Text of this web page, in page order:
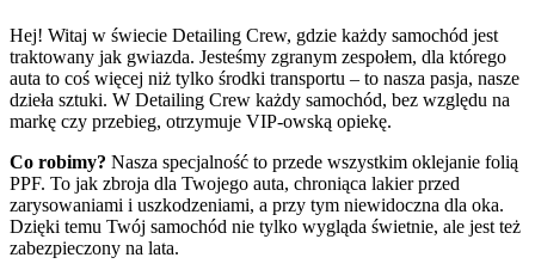
Hej! Witaj w świecie Detailing Crew, gdzie każdy samochód jest
traktowany jak gwiazda. Jesteśmy zgranym zespołem, dla którego
auta to coś więcej niż tylko środki transportu – to nasza pasja, nasze
dzieła sztuki. W Detailing Crew każdy samochód, bez względu na
markę czy przebieg, otrzymuje VIP-owską opiekę.
Co robimy? Nasza specjalność to przede wszystkim oklejanie folią
PPF. To jak zbroja dla Twojego auta, chroniąca lakier przed
zarysowaniami i uszkodzeniami, a przy tym niewidoczna dla oka.
Dzięki temu Twój samochód nie tylko wygląda świetnie, ale jest też
zabezpieczony na lata.